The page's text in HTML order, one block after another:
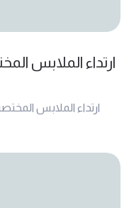
ارتداء الملابس
ارتداء الملابس